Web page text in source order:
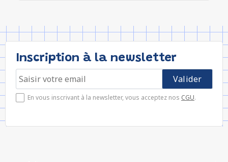
Inscription à la newsletter
En vous inscrivant à la newsletter, vous acceptez nos CGU.